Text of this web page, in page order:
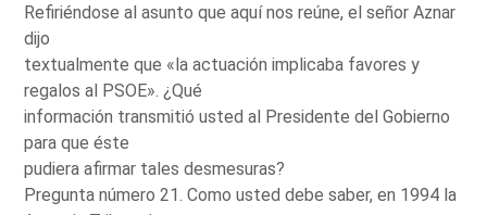
Refiriéndose al asunto que aquí nos reúne, el señor Aznar
dijo
textualmente que «la actuación implicaba favores y
regalos al PSOE». ¿Qué
información transmitió usted al Presidente del Gobierno
para que éste
pudiera afirmar tales desmesuras?
Pregunta número 21. Como usted debe saber, en 1994 la